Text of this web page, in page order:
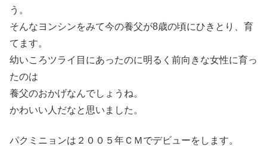
う。
そんなヨンシンをみて今の養父が8歳の頃にひきとり、育
てます。
幼いころツライ目にあったのに明るく前向きな女性に育っ
たのは
養父のおかげなんでしょうね。
かわいい人だなと思いました。
パクミニョンは２００５年ＣＭでデビューをします。